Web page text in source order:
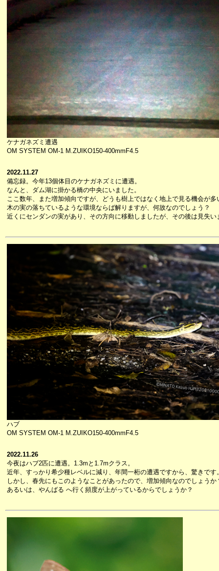
ケナガネズミ遭遇
OM SYSTEM OM-1 M.ZUIKO150-400mmF4.5
2022.11.27
備忘録。今年13個体目のケナガネズミに遭遇。
なんと、ダム湖に掛かる橋の中央にいました。
ここ数年、また増加傾向ですが、どうも樹上ではなく地上で見る機会が
木の実の落ちているような環境ならば解りますが、何故なのでしょう？
近くにセンダンの実があり、その方向に移動しましたが、その後は見失い
ハブ
OM SYSTEM OM-1 M.ZUIKO150-400mmF4.5
2022.11.26
今夜はハブ2匹に遭遇。1.3mと1.7mクラス。
近年、すっかり希少種レベルに減り、年間一桁の遭遇ですから、驚きです
しかし、春先にもこのようなことがあったので、増加傾向なのでしょうか
あるいは、やんばる へ行く頻度が上がっているからでしょうか？